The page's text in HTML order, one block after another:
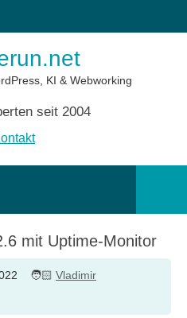
KI & Webworking
seit 2004
mit Uptime-Monitor
Vladimir